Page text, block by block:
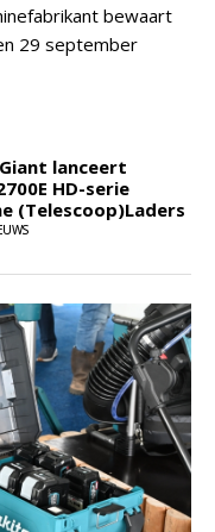
bewaart
29 september
lanceert
HD-serie
(Telescoop)Laders